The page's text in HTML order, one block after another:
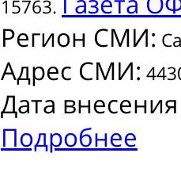
15763.
Регион СМИ:
Адрес СМИ:
Дата
Подробнее